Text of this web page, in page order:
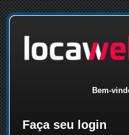
Bem-
Faça seu login